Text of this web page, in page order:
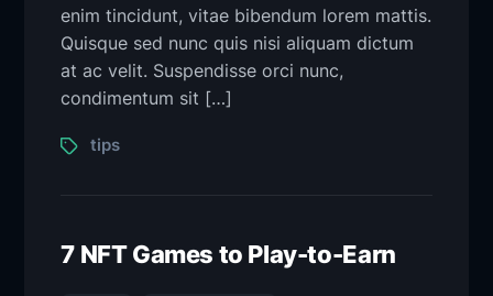
enim tincidunt, vitae bibendum lorem mattis.
Quisque sed nunc quis nisi aliquam dictum
at ac velit. Suspendisse orci nunc,
condimentum sit […]
tips
7 NFT Games to Play-to-Earn